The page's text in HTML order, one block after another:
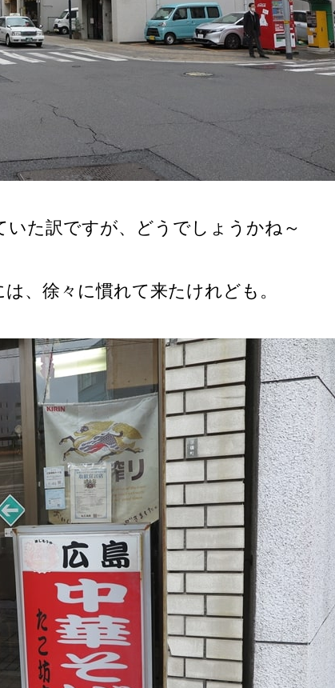
た訳ですが、どうでしょうかね～
、徐々に慣れて来たけれども。